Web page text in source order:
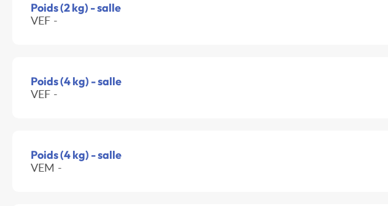
Poids (2 kg) - salle
VEF -
Poids (4 kg) - salle
VEF -
Poids (4 kg) - salle
VEM -